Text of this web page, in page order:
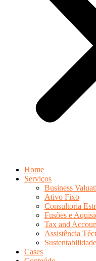
Home
Serviços
Business
Ativo Fixo
Consultoria
Fusões e
Tax and
Assistência
Sustentabilidade
Cases